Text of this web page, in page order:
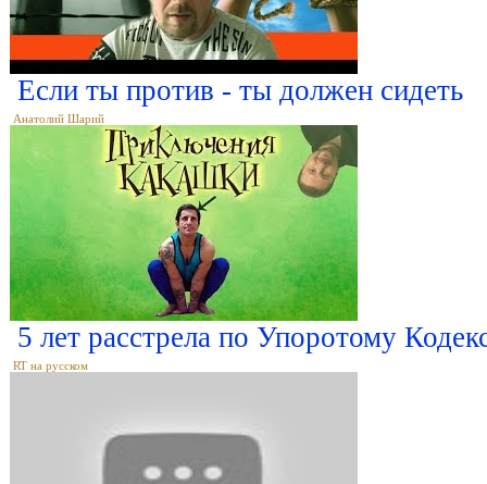
Если ты против - ты должен сидеть
Анатолий Шарий
5 лет расстрела по Упоротому
RT на русском